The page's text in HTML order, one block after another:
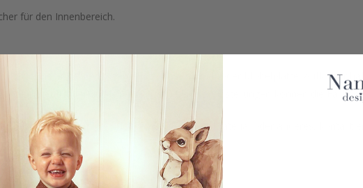
für den Innenbereich.
angebracht werden, z. Glas-, Wand- oder Möbelplatte. Aufkleber
Sie die Aufkleber aufkleben. Je nach Monitoreinstellungen können die
wie individuelle Größe, Menge, Farbe, Form, Material oder anderes,
verpackt ist.